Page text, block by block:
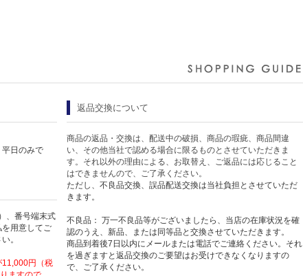
日のみで
、番号端末式
用意してご
。
円（税
返品交換について
商品の返品・交換は、配送中の破損、商品の瑕疵、商品間違
い、その他当社で認める場合に限るものとさせていただきま
す。それ以外の理由による、お取替え、ご返品には応じること
はできませんので、ご了承ください。
ただし、不良品交換、誤品配送交換は当社負担とさせていただ
きます。
不良品： 万一不良品等がございましたら、当店の在庫状況を確
認のうえ、新品、または同等品と交換させていただきます。
商品到着後7日以内にメールまたは電話でご連絡ください。それ
を過ぎますと返品交換のご要望はお受けできなくなりますの
で、ご了承ください。